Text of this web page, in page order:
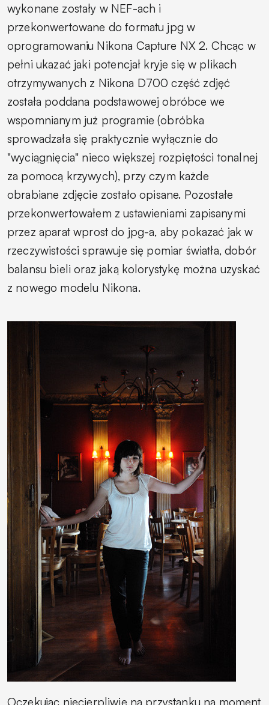
wykonane zostały w NEF-ach i
przekonwertowane do formatu jpg w
oprogramowaniu Nikona Capture NX 2. Chcąc w
pełni ukazać jaki potencjał kryje się w plikach
otrzymywanych z Nikona D700 część zdjęć
została poddana podstawowej obróbce we
wspomnianym już programie (obróbka
sprowadzała się praktycznie wyłącznie do
"wyciągnięcia" nieco większej rozpiętości tonalnej
za pomocą krzywych), przy czym każde
obrabiane zdjęcie zostało opisane. Pozostałe
przekonwertowałem z ustawieniami zapisanymi
przez aparat wprost do jpg-a, aby pokazać jak w
rzeczywistości sprawuje się pomiar światła, dobór
balansu bieli oraz jaką kolorystykę można uzyskać
z nowego modelu Nikona.
Oczekując niecierpliwie na przystanku na moment